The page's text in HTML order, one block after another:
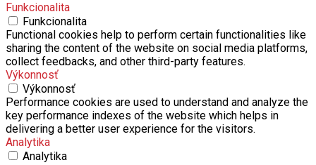
Funkcionalita
Funkcionalita
Functional cookies help to perform certain functionalities like
sharing the content of the website on social media platforms,
collect feedbacks, and other third-party features.
Výkonnosť
Výkonnosť
Performance cookies are used to understand and analyze the
key performance indexes of the website which helps in
delivering a better user experience for the visitors.
Analytika
Analytika